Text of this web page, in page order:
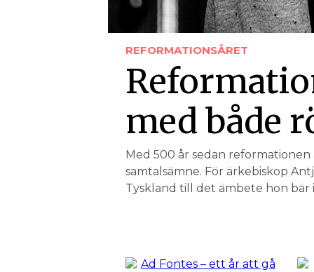
REFORMATIONSÅRET
med både
Med 500 år sedan
samtalsämne. För ärkebiskop
Tyskland till det ämbete hon bär